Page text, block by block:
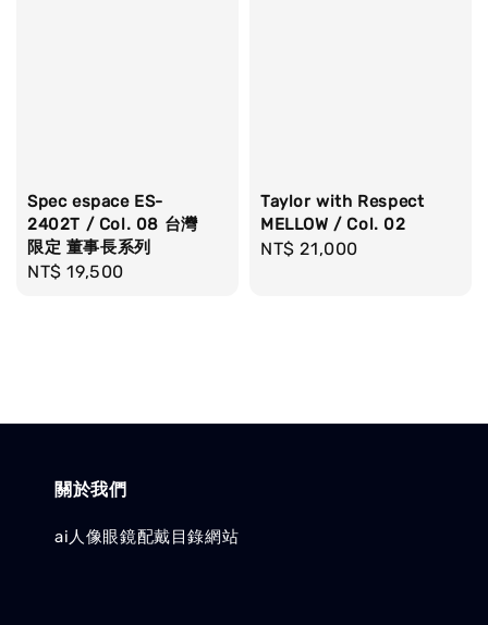
Spec espace ES-
2402T / Col. 08 台灣
限定 董事長系列
Regular
NT$ 19,500
Taylor with Respect
MELLOW / Col. 02
Regular
NT$ 21,000
關於我們
ai人像眼鏡配戴目錄網站